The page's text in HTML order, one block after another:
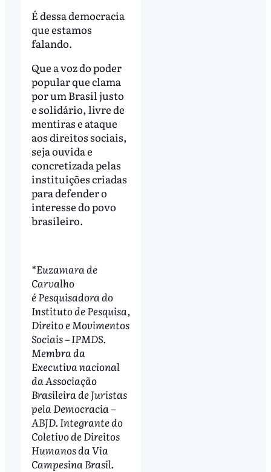
É dessa democracia
que estamos
falando.
Que a voz do poder
popular que clama
por um Brasil justo
e solidário, livre de
mentiras e ataque
aos direitos sociais,
seja ouvida e
concretizada pelas
instituições criadas
para defender o
interesse do povo
brasileiro.
*Euzamara de
Carvalho
é Pesquisadora do
Instituto de Pesquisa,
Direito e Movimentos
Sociais – IPMDS.
Membra da
Executiva nacional
da Associação
Brasileira de Juristas
pela Democracia –
ABJD. Integrante do
Coletivo de Direitos
Humanos da Via
Campesina Brasil.